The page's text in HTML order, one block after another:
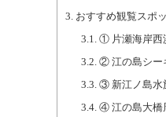
3. おすすめ観覧スポ
3.1. ① 片瀬海岸西
3.2. ② 江の島シー
3.3. ③ 新江ノ島水
3.4. ④ 江の島大橋